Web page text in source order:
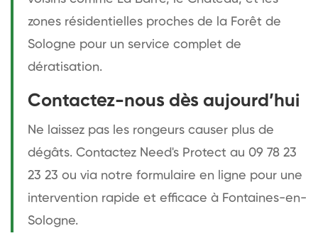
zones résidentielles proches de la Forêt de
Sologne pour un service complet de
dératisation.
Contactez-nous dès aujourd’hui
Ne laissez pas les rongeurs causer plus de
dégâts. Contactez Need's Protect au 09 78 23
23 23 ou via notre formulaire en ligne pour une
intervention rapide et efficace à Fontaines-en-
Sologne.